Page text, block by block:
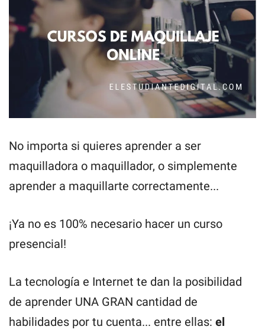
No importa si quieres aprender a ser
maquilladora o maquillador, o simplemente
aprender a maquillarte correctamente...
¡Ya no es 100% necesario hacer un curso
presencial!
La tecnología e Internet te dan la posibilidad
de aprender UNA GRAN cantidad de
habilidades por tu cuenta... entre ellas: el